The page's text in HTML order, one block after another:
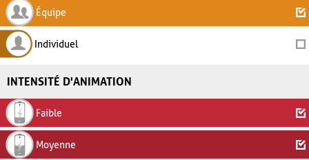
Équipe
Individuel
INTENSITÉ D'ANIMATION
Faible
Moyenne